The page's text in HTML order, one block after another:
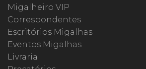
Migalheiro VIP
Correspondentes
Escritórios Migalhas
Eventos Migalhas
Livraria